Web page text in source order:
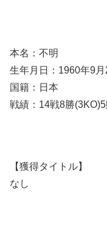
本名：不明
生年月日：1960年9月
国籍：日本
戦績：14戦8勝
【獲得タイトル】
なし